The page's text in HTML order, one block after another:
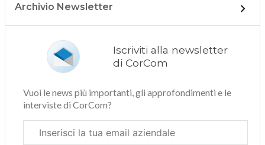
Archivio Newsletter
Iscriviti alla newsletter
di CorCom
Vuoi le news più importanti, gli approfondimenti e le
interviste di CorCom?
aziendale